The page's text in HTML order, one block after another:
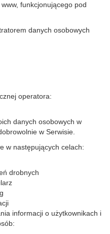
funkcjonującego pod
danych osobowych
operatora:
danych osobowych w
w Serwisie.
w następujących celach:
drobnych
informacji o użytkownikach i